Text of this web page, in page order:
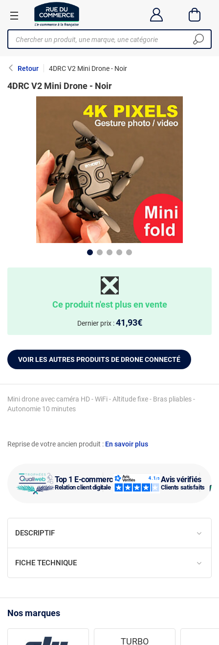
Retour 4DRC V2 Mini Drone - Noir
Top 1 E-commerce
Relation client digitale
Avis vérifiés
Clients satisfaits
Reprise de votre ancien produit : En savoir plus
4DRC V2 Mini Drone - Noir
Mini drone avec caméra HD - WiFi - Altitude fixe - Bras pliables -
Autonomie 10 minutes
❎
Ce produit n'est plus en vente
Dernier prix :41,93€
VOIR LES AUTRES PRODUITS DE DRONE CONNECTÉ
DESCRIPTIF
FICHE TECHNIQUE
Nos marques
TURBO